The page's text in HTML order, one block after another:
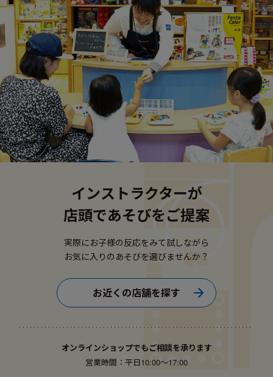
インストラクターが
店頭であそびをご提案
実際にお子様の反応をみて試しながら
お気に入りのあそびを選びませんか？
お近くの店舗を探す
オンラインショップでもご相談を承ります
営業時間：平日10:00〜17:00